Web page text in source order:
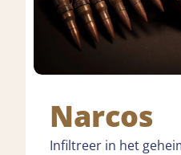
Narcos
Infiltreer in het